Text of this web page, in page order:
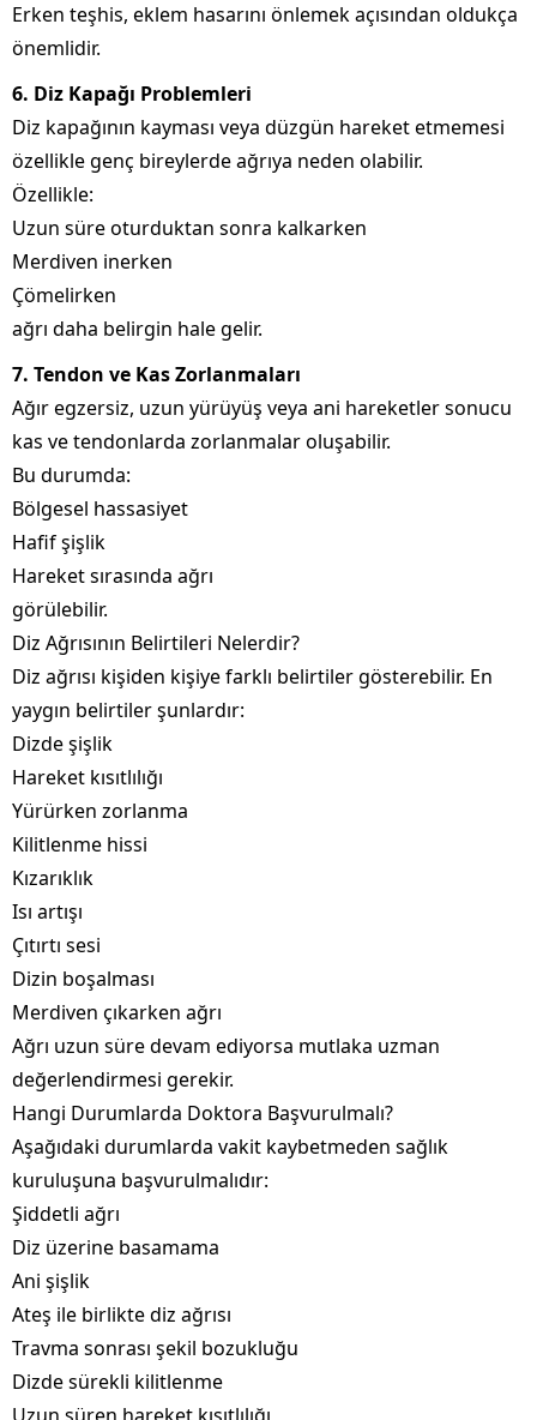
Erken teşhis, eklem hasarını önlemek açısından oldukça
önemlidir.
6. Diz Kapağı Problemleri
Diz kapağının kayması veya düzgün hareket etmemesi
özellikle genç bireylerde ağrıya neden olabilir.
Özellikle:
Uzun süre oturduktan sonra kalkarken
Merdiven inerken
Çömelirken
ağrı daha belirgin hale gelir.
7. Tendon ve Kas Zorlanmaları
Ağır egzersiz, uzun yürüyüş veya ani hareketler sonucu
kas ve tendonlarda zorlanmalar oluşabilir.
Bu durumda:
Bölgesel hassasiyet
Hafif şişlik
Hareket sırasında ağrı
görülebilir.
Diz Ağrısının Belirtileri Nelerdir?
Diz ağrısı kişiden kişiye farklı belirtiler gösterebilir. En
yaygın belirtiler şunlardır:
Dizde şişlik
Hareket kısıtlılığı
Yürürken zorlanma
Kilitlenme hissi
Kızarıklık
Isı artışı
Çıtırtı sesi
Dizin boşalması
Merdiven çıkarken ağrı
Ağrı uzun süre devam ediyorsa mutlaka uzman
değerlendirmesi gerekir.
Hangi Durumlarda Doktora Başvurulmalı?
Aşağıdaki durumlarda vakit kaybetmeden sağlık
kuruluşuna başvurulmalıdır:
Şiddetli ağrı
Diz üzerine basamama
Ani şişlik
Ateş ile birlikte diz ağrısı
Travma sonrası şekil bozukluğu
Dizde sürekli kilitlenme